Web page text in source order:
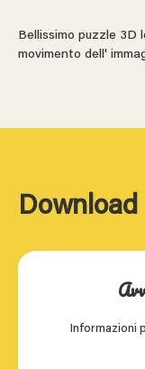
Bellissimo puzzle
movimento dell'
Download
Informazioni